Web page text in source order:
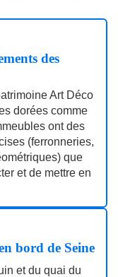
des
Art Déco
dorées comme
ont des
(ferronneries,
que
et de mettre en
bord de Seine
et du quai du